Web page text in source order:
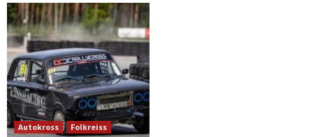
Autokross
Folkreiss